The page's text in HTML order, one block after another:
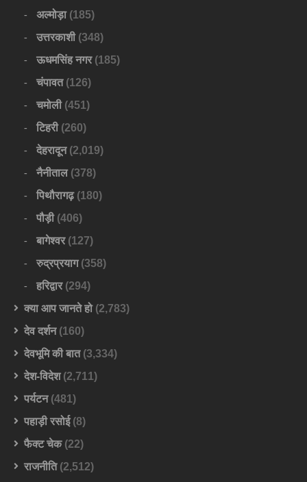
अल्मोड़ा(185)
उत्तरकाशी(348)
ऊधमसिंह नगर(185)
चंपावत(126)
चमोली(451)
टिहरी(260)
देहरादून(2,019)
नैनीताल(378)
पिथौरागढ़(180)
पौड़ी(406)
बागेश्वर(127)
रुद्रप्रयाग(358)
हरिद्वार(294)
क्या आप जानते हो(2,783)
देव दर्शन(160)
देवभूमि की बात(3,334)
देश-विदेश(2,711)
पर्यटन(481)
पहाड़ी रसोई(8)
फैक्ट चेक(22)
राजनीति(2,512)